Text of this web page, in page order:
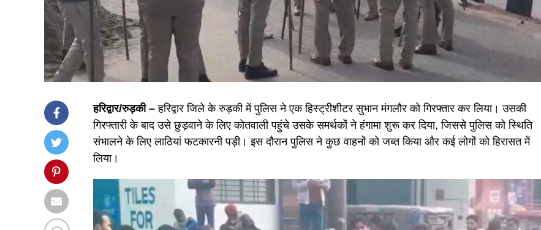
हरिद्वार/रुड़की – हरिद्वार जिले के रुड़की में पुलिस ने एक हिस्ट्रीशीटर सुभान मंगलौर को गिरफ्तार कर लिया। उसकी
गिरफ्तारी के बाद उसे छुड़वाने के लिए कोतवाली पहुंचे उसके समर्थकों ने हंगामा शुरू कर दिया, जिससे पुलिस को स्थिति
संभालने के लिए लाठियां फटकारनी पड़ी। इस दौरान पुलिस ने कुछ वाहनों को जब्त किया और कई लोगों को हिरासत में
लिया।